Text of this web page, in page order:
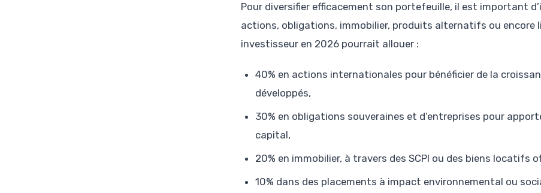
Pour diversifier efficacement son portefeuille, il est important
actions, obligations, immobilier, produits alternatifs ou encore
investisseur en 2026 pourrait allouer :
40% en actions internationales pour bénéficier de la
développés,
30% en obligations souveraines et d’entreprises pour
capital,
20% en immobilier, à travers des SCPI ou des biens locatifs
10% dans des placements à impact environnemental ou